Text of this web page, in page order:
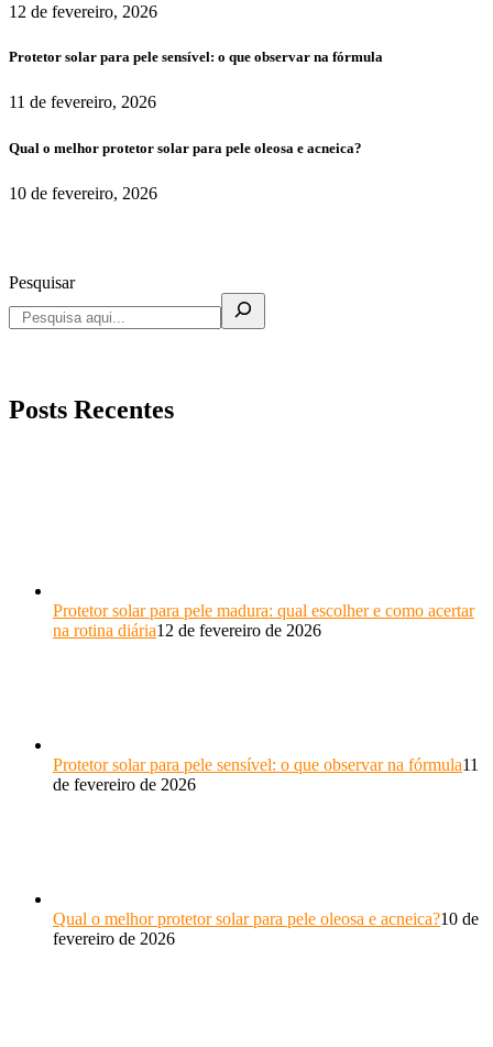
12 de fevereiro, 2026
Protetor solar para pele sensível: o que observar na fórmula
11 de fevereiro, 2026
Qual o melhor protetor solar para pele oleosa e acneica?
10 de fevereiro, 2026
Pesquisar
Posts Recentes
Protetor solar para pele madura: qual escolher e como acertar
na rotina diária12 de fevereiro de 2026
Protetor solar para pele sensível: o que observar na fórmula11
de fevereiro de 2026
Qual o melhor protetor solar para pele oleosa e acneica?10 de
fevereiro de 2026